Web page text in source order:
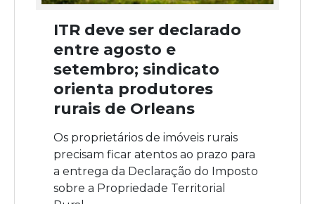
ITR deve ser declarado
entre agosto e
setembro; sindicato
orienta produtores
rurais de Orleans
Os proprietários de imóveis rurais
precisam ficar atentos ao prazo para
a entrega da Declaração do Imposto
sobre a Propriedade Territorial